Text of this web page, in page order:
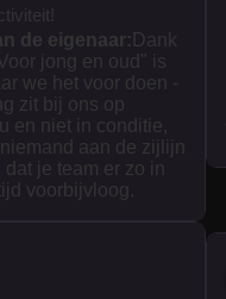
de eigenaar: Dank
jong en oud" is
we het voor doen -
zit bij ons op
en niet in conditie,
aan de zijlijn
dat je team er zo in
voorbijvloog.